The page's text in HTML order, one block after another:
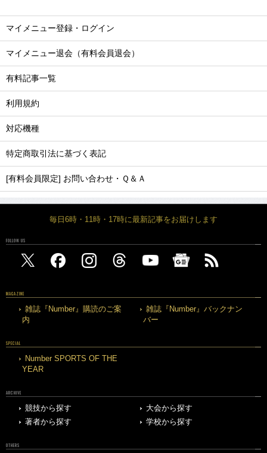
マイメニュー登録・ログイン
マイメニュー退会（有料会員退会）
有料記事一覧
利用規約
対応機種
特定商取引法に基づく表記
[有料会員限定] お問い合わせ・Ｑ＆Ａ
毎日6時・11時・17時に最新記事をお届けします
FOLLOW US
MAGAZINE
雑誌『Number』購読のご案
内
雑誌『Number』バックナン
バー
SPECIAL
Number SPORTS OF THE
YEAR
ARCHIVE
競技から探す
大会から探す
著者から探す
学校から探す
OTHERS